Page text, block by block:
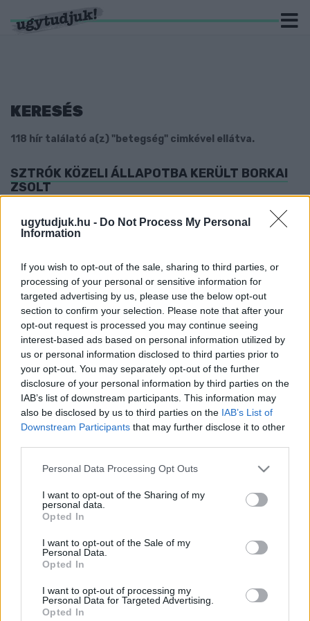
ugytudjuk.hu - Do Not Process My Personal
Information
If you wish to opt-out of the sale, sharing to third parties, or
processing of your personal or sensitive information for
targeted advertising by us, please use the below opt-out
section to confirm your selection. Please note that after your
opt-out request is processed you may continue seeing
interest-based ads based on personal information utilized by
us or personal information disclosed to third parties prior to
your opt-out. You may separately opt-out of the further
disclosure of your personal information by third parties on the
IAB’s list of downstream participants. This information may
also be disclosed by us to third parties on the IAB’s List of
Downstream Participants that may further disclose it to other
Please note that this website/app uses one or more Google
not limited to your visit or usage behaviour. You may click to
grant or deny consent to Google and its third-party tags to
use your data for below specified purposes in below Google
consent section.
Personal Data Processing Opt Outs
I want to opt-out of the Sharing of my
personal data.
Opted In
I want to opt-out of the Sale of my
Personal Data.
Opted In
I want to opt-out of processing my
Personal Data for Targeted Advertising.
Opted In
KERESÉS
118 hír találató a(z) "betegség" cimkével ellátva.
SZTRÓK KÖZELI ÁLLAPOTBA KERÜLT BORKAI
ZSOLT
Győr korábbi polgármestere szombaton lett rosszul, a mentők
gyors beavatkozásának köszönhetően nem lett nagyobb baj.
2025. február. 27. 12:03
A Szentszék szűkszavú közleménye szerint a szentatyának
nyugodt éjszakája volt, veseelégtelensége megszűnt.
ILLÉS KÁROLY: HENDE CSABA MOST MÁR
JOBBAN VAN
2024. november. 29. 11:56
Egyelőre még mindig nem tudni, hogy pontosan milyen
egészségügyi problémával küzdött a parlamenti képviselő, de
párt helyi elnöke szerint már jobban van.
ÚJ HÍREK ÉRKEZTEK GÁLVÖLGYI JÁNOSRÓL
2023. május. 11. 12:28
A család tett bejelentést.
A DOHÁNYZÁS ÉS EGYÉB RIZIKÓFAKTOROK
FELÉT
2022. augusztus. 19. 14:32
DUPLA ANNYI VOLT AZ ÚJ KORONAVÍRUS
FERTŐZÖTT A MÚLT HÉTEN, MINT KÉT HÉTTEL
2022. július. 13. 09:52
8036 az új fertőzött, két hete ez a szám 4663 volt.